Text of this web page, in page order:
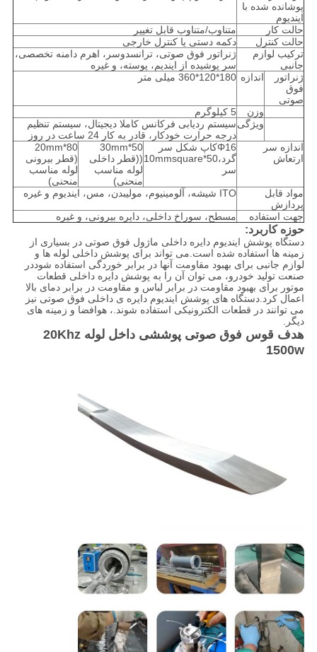
پوشانده شده با
ایندیوم
حالت کار
متناوب/متناوب قابل تغییر
حالت کنترل
دکمه دستی یا کنترل خارجی
ترکیب لوازم
جانبی
ژنراتور فوق صوتی، ترانسدوسر، اهرم دامنه تخصصی،
سر پوشیده از ایندیم، پوسته، و غیره
ژنراتور
فوق
صوتی
اندازه 180*120*360 میلی متر
وزن
5 کیلوگرم
ویژگیسیستم ردیابی فرکانس کاملا دیجیتال، سیستم تنظیم
درجه حرارت خودکار، قادر به کار 24 ساعت در روز
اندازه سر
ارتعاش
Φ16کاپ شکل سر
گرد،50*10mmsquare
سر
50*30mm
((قطر داخلی
لوله مناسب
منحنی)
80*20mm
(قطر بیرونی
لوله مناسب
منحنی)
مواد قابل
پردازش
ITO شیشه، آلومینیوم، مولیبدن، مس، ایندیوم و غیره
جهت استفاده مسطح، سوراخ داخلی، دایره بیرونی، و غیره
حوزه کاربرد:
دستگاه پوشش ایندیوم دایره داخلی ماژول فوق صوتی در بسیاری از
زمینه ها استفاده شده است.می تواند برای پوشش داخلی لوله ها و
لوازم جانبی برای بهبود مقاومت آنها در برابر خوردگی استفاده شوددر
صنعت تولید خودرو، می توان آن را به پوشش دایره داخلی قطعات
موتور برای بهبود مقاومت در برابر لباس و مقاومت در برابر دمای بالا
اعمال کرد.دستگاه های پوشش ایندیوم دایره ی داخلی فوق صوتی نیز
می توانند در قطعات الکترونیکی استفاده شوند.، هوافضا و زمینه های
دیگر.
هدف قوس فوق صوتی پوششی داخل لوله 20Khz
1500w